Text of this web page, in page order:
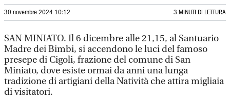
30 novembre 2024 10:12 3 MINUTI DI LETTURA
SAN MINIATO. Il 6 dicembre alle 21,15, al Santuario
Madre dei Bimbi, si accendono le luci del famoso
presepe di Cigoli, frazione del comune di San
Miniato, dove esiste ormai da anni una lunga
tradizione di artigiani della Natività che attira migliaia
di visitatori.